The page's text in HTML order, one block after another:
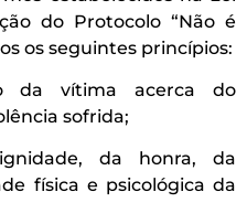
do Protocolo “Não é
os seguintes princípios:
da vítima acerca do
sofrida;
da honra, da
física e psicológica da